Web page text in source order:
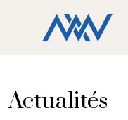
Actualités